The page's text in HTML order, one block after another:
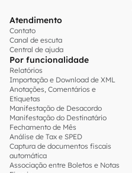
Atendimento
Contato
Canal de escuta
Central de ajuda
Por funcionalidade
Relatórios
Importação e Download de XML
Anotações, Comentários e
Etiquetas
Manifestação de Desacordo
Manifestação do Destinatário
Fechamento de Mês
Análise de Tax e SPED
Captura de documentos fiscais
automática
Associação entre Boletos e Notas